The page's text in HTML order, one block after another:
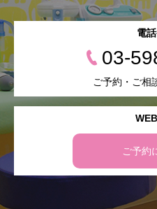
ご予約
電
03-
ご予約・ご相